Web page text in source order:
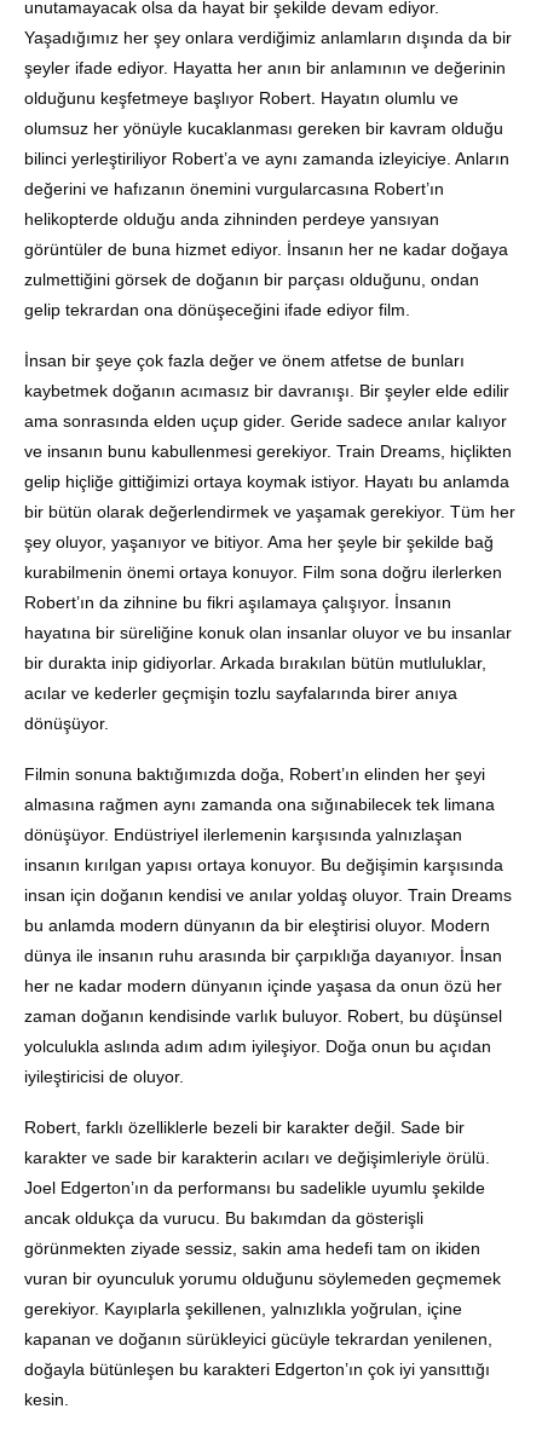
unutamayacak olsa da hayat bir şekilde devam ediyor.
Yaşadığımız her şey onlara verdiğimiz anlamların dışında da bir
şeyler ifade ediyor. Hayatta her anın bir anlamının ve değerinin
olduğunu keşfetmeye başlıyor Robert. Hayatın olumlu ve
olumsuz her yönüyle kucaklanması gereken bir kavram olduğu
bilinci yerleştiriliyor Robert’a ve aynı zamanda izleyiciye. Anların
değerini ve hafızanın önemini vurgularcasına Robert’ın
helikopterde olduğu anda zihninden perdeye yansıyan
görüntüler de buna hizmet ediyor. İnsanın her ne kadar doğaya
zulmettiğini görsek de doğanın bir parçası olduğunu, ondan
gelip tekrardan ona dönüşeceğini ifade ediyor film.
İnsan bir şeye çok fazla değer ve önem atfetse de bunları
kaybetmek doğanın acımasız bir davranışı. Bir şeyler elde edilir
ama sonrasında elden uçup gider. Geride sadece anılar kalıyor
ve insanın bunu kabullenmesi gerekiyor. Train Dreams, hiçlikten
gelip hiçliğe gittiğimizi ortaya koymak istiyor. Hayatı bu anlamda
bir bütün olarak değerlendirmek ve yaşamak gerekiyor. Tüm her
şey oluyor, yaşanıyor ve bitiyor. Ama her şeyle bir şekilde bağ
kurabilmenin önemi ortaya konuyor. Film sona doğru ilerlerken
Robert’ın da zihnine bu fikri aşılamaya çalışıyor. İnsanın
hayatına bir süreliğine konuk olan insanlar oluyor ve bu insanlar
bir durakta inip gidiyorlar. Arkada bırakılan bütün mutluluklar,
acılar ve kederler geçmişin tozlu sayfalarında birer anıya
dönüşüyor.
Filmin sonuna baktığımızda doğa, Robert’ın elinden her şeyi
almasına rağmen aynı zamanda ona sığınabilecek tek limana
dönüşüyor. Endüstriyel ilerlemenin karşısında yalnızlaşan
insanın kırılgan yapısı ortaya konuyor. Bu değişimin karşısında
insan için doğanın kendisi ve anılar yoldaş oluyor. Train Dreams
bu anlamda modern dünyanın da bir eleştirisi oluyor. Modern
dünya ile insanın ruhu arasında bir çarpıklığa dayanıyor. İnsan
her ne kadar modern dünyanın içinde yaşasa da onun özü her
zaman doğanın kendisinde varlık buluyor. Robert, bu düşünsel
yolculukla aslında adım adım iyileşiyor. Doğa onun bu açıdan
iyileştiricisi de oluyor.
Robert, farklı özelliklerle bezeli bir karakter değil. Sade bir
karakter ve sade bir karakterin acıları ve değişimleriyle örülü.
Joel Edgerton’ın da performansı bu sadelikle uyumlu şekilde
ancak oldukça da vurucu. Bu bakımdan da gösterişli
görünmekten ziyade sessiz, sakin ama hedefi tam on ikiden
vuran bir oyunculuk yorumu olduğunu söylemeden geçmemek
gerekiyor. Kayıplarla şekillenen, yalnızlıkla yoğrulan, içine
kapanan ve doğanın sürükleyici gücüyle tekrardan yenilenen,
doğayla bütünleşen bu karakteri Edgerton’ın çok iyi yansıttığı
kesin.